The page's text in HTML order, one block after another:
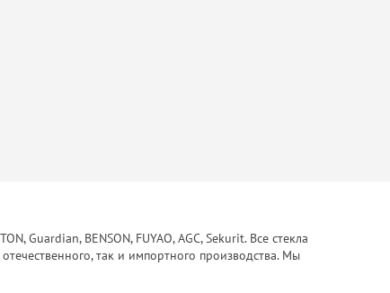
Guardian, BENSON, FUYAO, AGC, Sekurit. Все стекла
так и импортного производства. Мы